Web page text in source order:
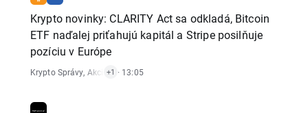
Krypto novinky: CLARITY Act sa odkladá, Bitcoin
ETF naďalej priťahujú kapitál a Stripe posilňuje
pozíciu v Európe
Krypto Správy, Akciový Trh
+1 · 13:05